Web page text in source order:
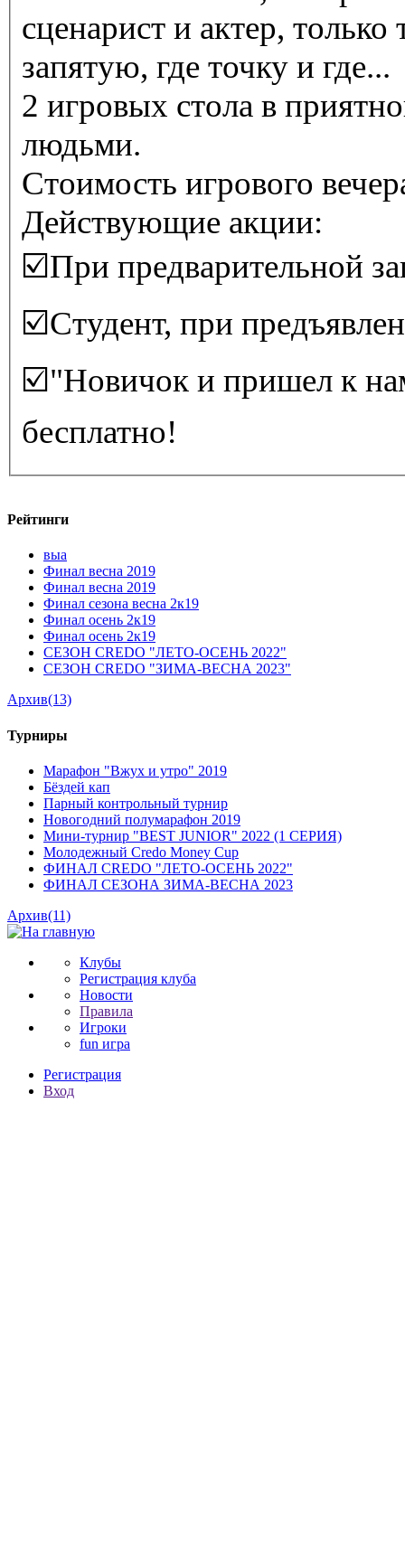
сценарист и актер,
запятую, где точку и где...
2 игровых стола в
людьми.
Стоимость игрового
Действующие акции:
☑️При предварительной
☑️Студент, при
☑️"Новичок и пришел к
бесплатно!
Рейтинги
выа
Финал весна 2019
Финал весна 2019
Финал сезона весна 2к19
Финал осень 2к19
Финал осень 2к19
СЕЗОН CREDO "ЛЕТО-ОСЕНЬ 2022"
СЕЗОН CREDO "ЗИМА-ВЕСНА 2023"
Архив(13)
Турниры
Марафон "Вжух и утро" 2019
Бёздей кап
Парный контрольный турнир
Новогодний полумарафон 2019
Мини-турнир "BEST JUNIOR" 2022 (1 СЕРИЯ)
Молодежный Credo Money Cup
ФИНАЛ CREDO "ЛЕТО-ОСЕНЬ 2022"
ФИНАЛ СЕЗОНА ЗИМА-ВЕСНА 2023
Архив(11)
Клубы
Регистрация клуба
Новости
Правила
Игроки
fun игра
Регистрация
Вход